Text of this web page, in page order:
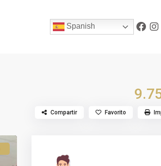
Spanish
Compartir Favorito